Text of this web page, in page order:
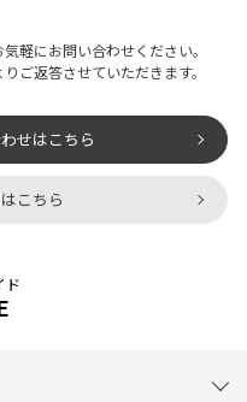
軽にお問い合わせください。
ご返答させていただきます。
せはこちら
こちら
ド